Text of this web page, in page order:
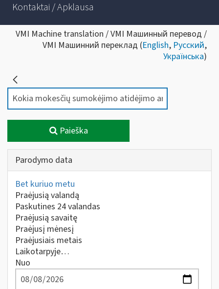
Kontaktai / Apklausa
VMI Machine translation / VMI Машинный перевод /
VMI Машинний переклад (English, Русский,
Українська)
Paieška
Parodymo data
Bet kuriuo metu
Praėjusią valandą
Paskutines 24 valandas
Praėjusią savaitę
Praėjusį mėnesį
Praėjusiais metais
Laikotarpyje…
Nuo